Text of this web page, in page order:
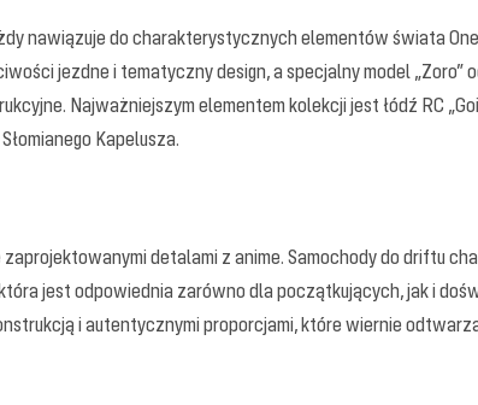
nawiązuje do charakterystycznych elementów świata
jezdne i tematyczny design, a specjalny model „Zoro”
Najważniejszym elementem kolekcji jest łódź RC
Kapelusza.
detalami z anime. Samochody do driftu
jest odpowiednia zarówno dla początkujących, jak i
i autentycznymi proporcjami, które wiernie